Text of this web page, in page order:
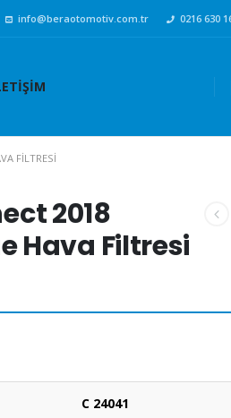
info@beraotomotiv.com.tr 0216 630
FILTRESI
2018
Hava Filtresi
C 24041